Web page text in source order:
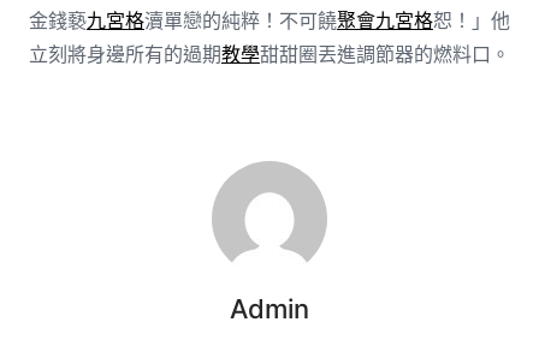
金錢褻九宮格瀆單戀的純粹！不可饒聚會九宮格恕！」他
立刻將身邊所有的過期教學甜甜圈丟進調節器的燃料口。
Admin